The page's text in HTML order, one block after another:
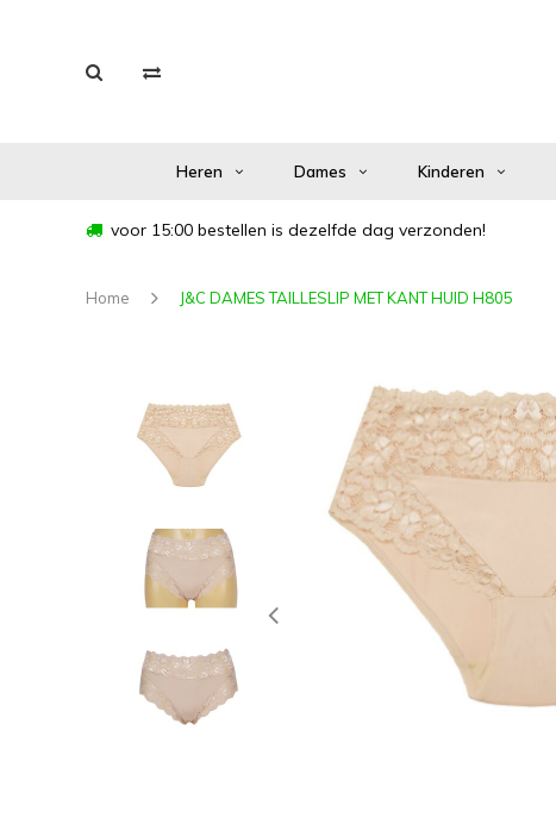
Heren Dames Kinderen
voor 15:00 bestellen is dezelfde dag verzonden!
Home J&C DAMES TAILLESLIP MET KANT HUID H805